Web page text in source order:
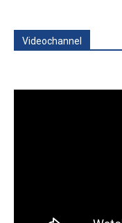
Videochannel